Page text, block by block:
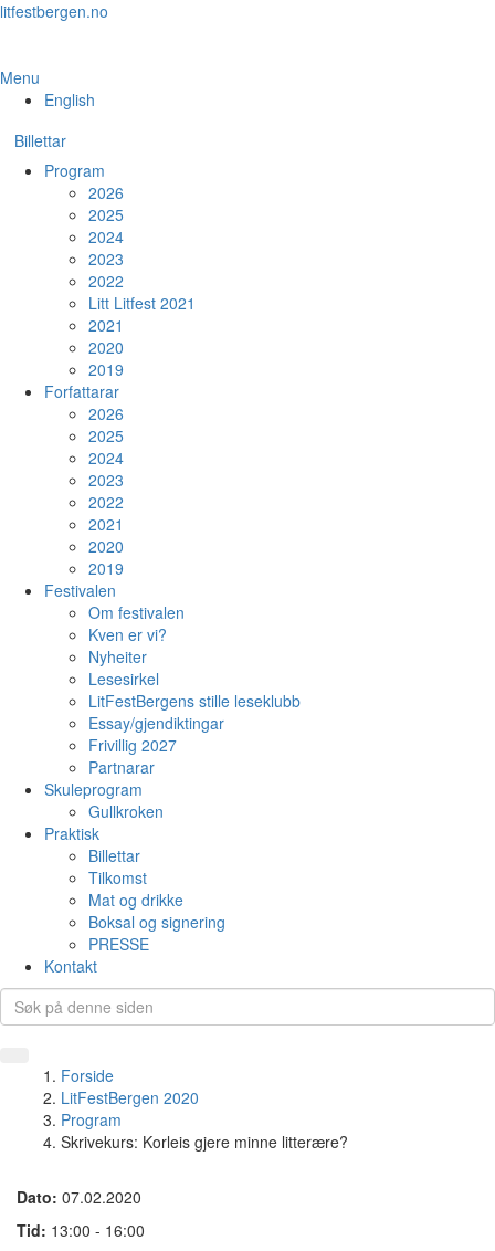
Skip
content
litfestbergen.no
Menu
English
Billettar
Program
2026
2025
2024
2023
2022
Litt Litfest 2021
2021
2020
2019
Forfattarar
2026
2025
2024
2023
2022
2021
2020
2019
Festivalen
Om festivalen
Kven er vi?
Nyheiter
Lesesirkel
LitFestBergens stille leseklubb
Essay/gjendiktingar
Frivillig 2027
Partnarar
Skuleprogram
Gullkroken
Praktisk
Billettar
Tilkomst
Mat og drikke
Boksal og signering
PRESSE
Kontakt
Forside
LitFestBergen 2020
Program
Skrivekurs: Korleis gjere minne litterære?
Dato: 07.02.2020
Tid: 13:00 - 16:00